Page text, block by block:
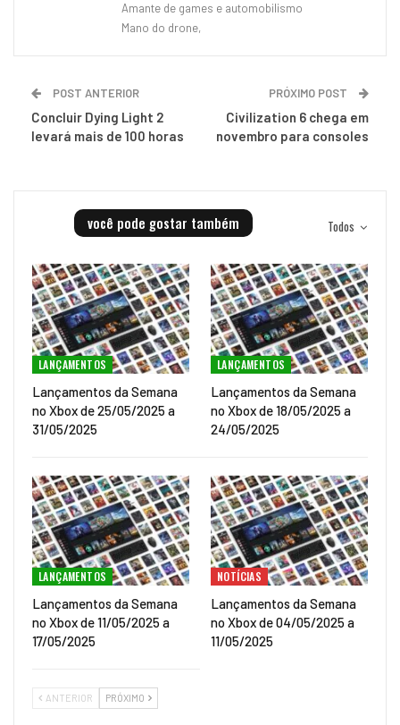
Amante de games e automobilismo
Mano do drone,
POST ANTERIOR
Concluir Dying Light 2
levará mais de 100 horas
PRÓXIMO POST
Civilization 6 chega em
novembro para consoles
Todos
você pode gostar também
LANÇAMENTOS
Lançamentos da Semana
no Xbox de 25/05/2025 a
31/05/2025
LANÇAMENTOS
Lançamentos da Semana
no Xbox de 18/05/2025 a
24/05/2025
LANÇAMENTOS
Lançamentos da Semana
no Xbox de 11/05/2025 a
17/05/2025
NOTÍCIAS
Lançamentos da Semana
no Xbox de 04/05/2025 a
11/05/2025
ANTERIOR PRÓXIMO